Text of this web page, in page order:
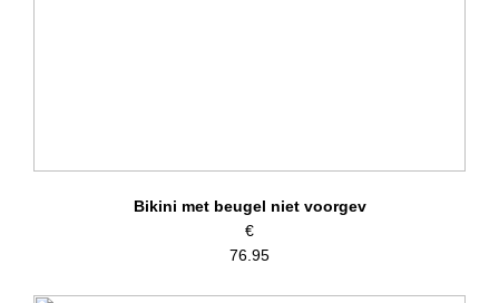
Bikini met beugel niet voorgev
€
76.95